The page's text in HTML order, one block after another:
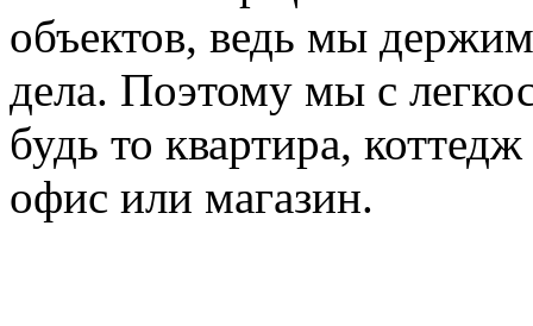
объектов, ведь мы
дела. Поэтому мы с
будь то квартира,
офис или магазин.